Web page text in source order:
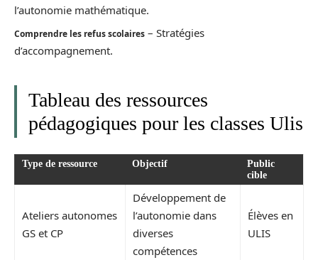
l’autonomie mathématique.
Comprendre les refus scolaires – Stratégies
d’accompagnement.
Tableau des ressources
pédagogiques pour les classes Ulis
Type de ressource Objectif
Public
cible
Ateliers autonomes
GS et CP
Développement de
l’autonomie dans
diverses
compétences
Élèves en
ULIS